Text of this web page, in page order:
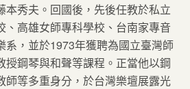
本秀夫。回國後，先後任教於私立
、高雄女師專科學校、台南家專音
系，並於1973年獲聘為國立臺灣師
授鋼琴與和聲等課程。正當他以鋼
師等多重身分，於台灣樂壇展露光